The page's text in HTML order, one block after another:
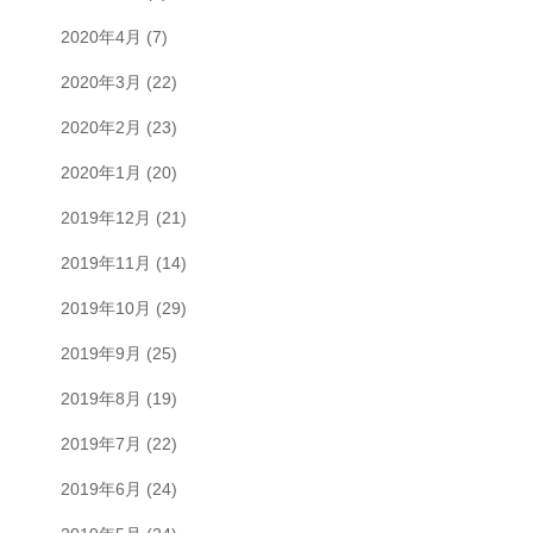
2020年4月 (7)
2020年3月 (22)
2020年2月 (23)
2020年1月 (20)
2019年12月 (21)
2019年11月 (14)
2019年10月 (29)
2019年9月 (25)
2019年8月 (19)
2019年7月 (22)
2019年6月 (24)